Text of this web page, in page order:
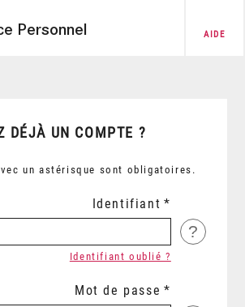
Personnel AIDE
DÉJÀ UN COMPTE ?
un astérisque sont obligatoires.
Identifiant
?
Identifiant oublié ?
Mot de passe